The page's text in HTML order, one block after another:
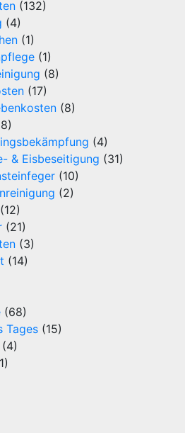
(132)
(4)
(1)
(1)
(8)
(17)
(8)
(4)
& Eisbeseitigung (31)
(10)
(2)
(12)
(21)
(3)
(14)
(68)
Tages (15)
(4)